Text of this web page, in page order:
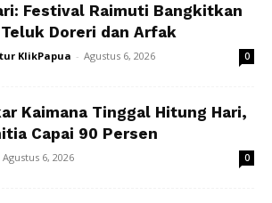
Festival Raimuti Bangkitkan
Doreri dan Arfak
KlikPapua - Agustus 6, 2026 0
Kaimana Tinggal Hitung Hari,
Capai 90 Persen
Agustus 6, 2026 0